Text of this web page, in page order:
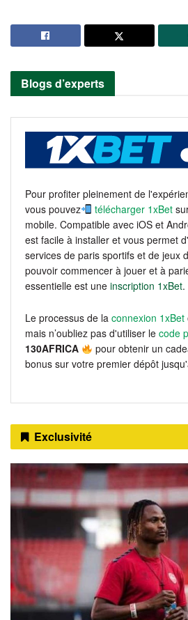
Blogs d’experts
Pour profiter pleinement de
vous pouvez
télécharger 1xBet
mobile. Compatible avec iOS et
est facile à installer et vous permet
services de paris sportifs et de jeux
pouvoir commencer à jouer et à
essentielle est une inscription 1xBet.
Le processus de la connexion 1xBet
mais n’oubliez pas d'utiliser le code
130AFRICA
pour obtenir un
bonus sur votre premier dépôt
Exclusivité